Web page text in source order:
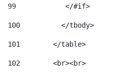
99
            </#if>
100
          </tbody>
101
        </table>
102
        <br><br>